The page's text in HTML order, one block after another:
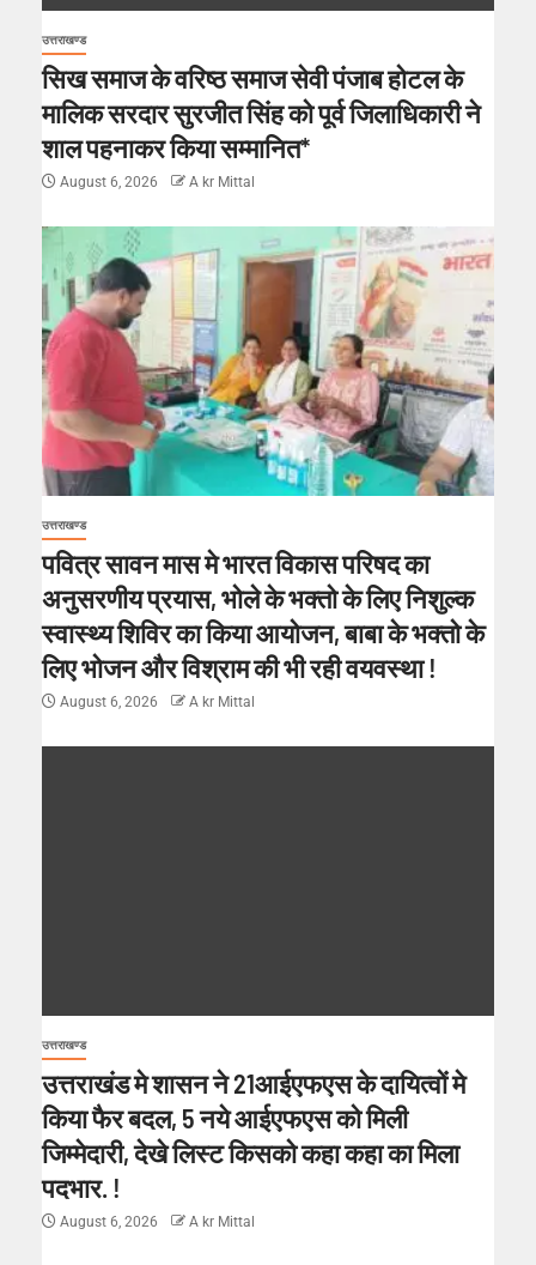
उत्तराखण्ड
सिख समाज के वरिष्ठ समाज सेवी पंजाब होटल के
मालिक सरदार सुरजीत सिंह को पूर्व जिलाधिकारी ने
शाल पहनाकर किया सम्मानित*
August 6, 2026 A kr Mittal
उत्तराखण्ड
पवित्र सावन मास मे भारत विकास परिषद का
अनुसरणीय प्रयास, भोले के भक्तो के लिए निशुल्क
स्वास्थ्य शिविर का किया आयोजन, बाबा के भक्तो के
लिए भोजन और विश्राम की भी रही वयवस्था !
August 6, 2026 A kr Mittal
उत्तराखण्ड
उत्तराखंड मे शासन ने 21आईएफएस के दायित्वों मे
किया फैर बदल, 5 नये आईएफएस को मिली
जिम्मेदारी, देखे लिस्ट किसको कहा कहा का मिला
पदभार. !
August 6, 2026 A kr Mittal